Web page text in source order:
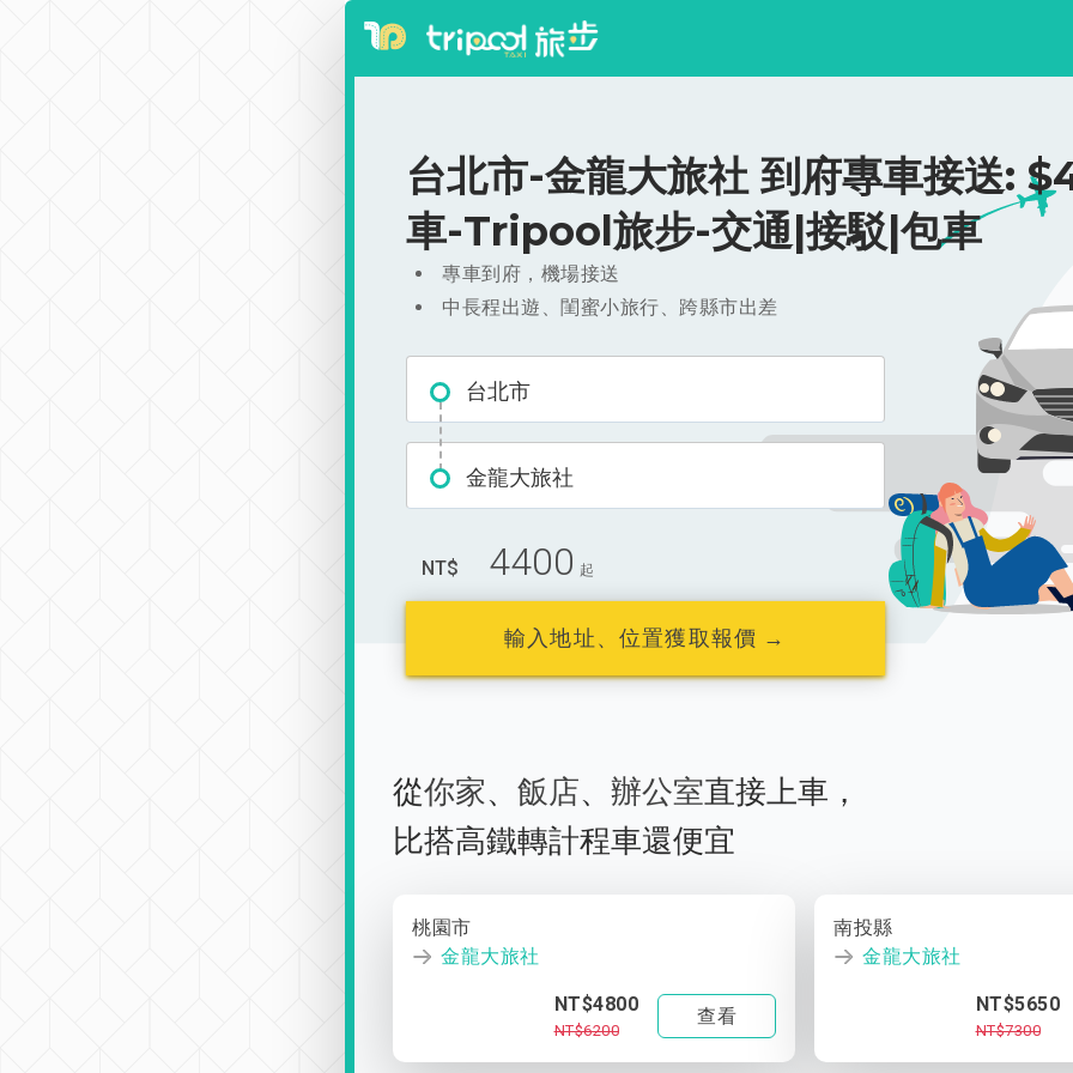
台北市-金龍大旅社 到府專車接送:
車-Tripool旅步-交通|接駁|包車
專車到府，機場接送
中長程出遊、閨蜜小旅行、跨縣市出差
台北市
金龍大旅社
NT$ 4400 起
輸入地址、位置獲取報價 →
從你家、 飯店、 辦公室直接上車，
比搭高鐵轉計程車還便宜
桃園市
金龍大旅社
NT$4800
NT$6200
查看
南投縣
金龍大旅社
NT$5650
NT$7300